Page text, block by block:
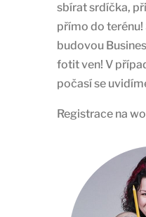
sbírat srdíčka,
přímo do terénu!
budovou
fotit ven! V
počasí se
Registrace na